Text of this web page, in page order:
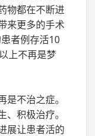
物都在不断进
来更多的手术
者例存活10
上不再是梦
不治之症。
积极治疗。
展让患者活的